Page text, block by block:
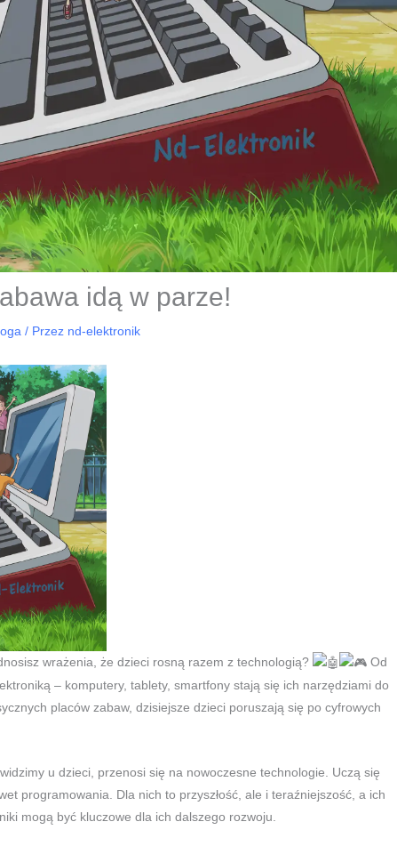
idą w parze!
/ Przez nd-elektronik
wrażenia, że dzieci rosną razem z technologią?
Od
– komputery, tablety, smartfony stają się ich narzędziami do
placów zabaw, dzisiejsze dzieci poruszają się po cyfrowych
u dzieci, przenosi się na nowoczesne technologie. Uczą się
programowania. Dla nich to przyszłość, ale i teraźniejszość, a ich
mogą być kluczowe dla ich dalszego rozwoju.